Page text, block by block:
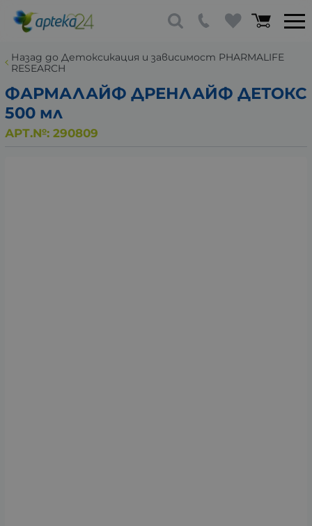
Назад до Детоксикация и зависимост PHARMALIFE
RESEARCH
ФАРМАЛАЙФ ДРЕНЛАЙФ ДЕТОКС
500 мл
АРТ.№: 290809